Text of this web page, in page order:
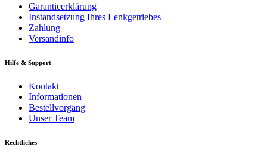
Garantieerklärung
Instandsetzung Ihres Lenkgetriebes
Zahlung
Versandinfo
Hilfe & Support
Kontakt
Informationen
Bestellvorgang
Unser Team
Rechtliches